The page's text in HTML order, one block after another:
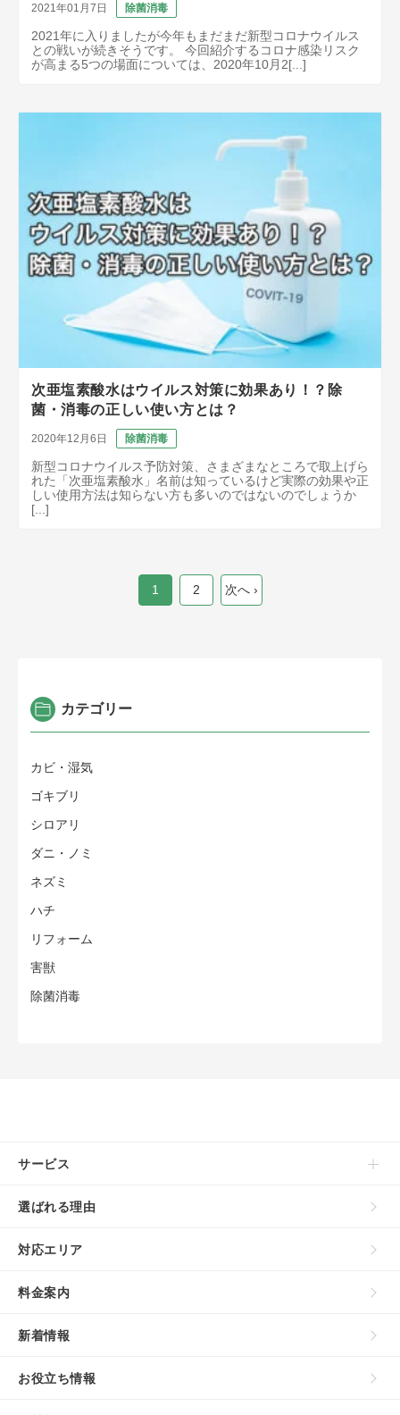
2021年01月7日 除菌消毒
2021年に入りましたが今年もまだまだ新型コロナウイルス
との戦いが続きそうです。 今回紹介するコロナ感染リスク
が高まる5つの場面については、2020年10月2[...]
次亜塩素酸水はウイルス対策に効果あり！？除
菌・消毒の正しい使い方とは？
2020年12月6日 除菌消毒
新型コロナウイルス予防対策、さまざまなところで取上げら
れた「次亜塩素酸水」名前は知っているけど実際の効果や正
しい使用方法は知らない方も多いのではないのでしょうか
[...]
1 2 次へ ›
カテゴリー
カビ・湿気
ゴキブリ
シロアリ
ダニ・ノミ
ネズミ
ハチ
リフォーム
害獣
除菌消毒
サービス
選ばれる理由
対応エリア
料金案内
新着情報
お役立ち情報